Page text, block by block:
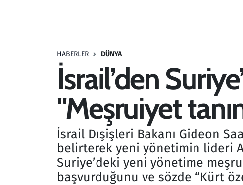
HABERLER DÜNYA
İsrail’den
"Meşruiyet
İsrail Dışişleri Bakanı Gideon
belirterek yeni yönetimin lideri
Suriye’deki yeni yönetime
başvurduğunu ve sözde “Kürt
Savunma Sanayi
Teknoloji ve Bilim